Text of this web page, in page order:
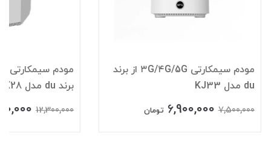
مودم سیمکارتی ۳G/۴G/5G از برند
du مدل KJ33
7,500,000
6,900,000 تومان
برند du مدل ZLT X28 درحدنو
12,300,000